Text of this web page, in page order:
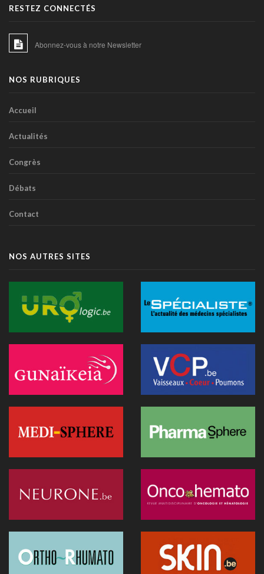
RESTEZ CONNECTÉS
Abonnez-vous à notre Newsletter
NOS RUBRIQUES
Accueil
Actualités
Congrès
Débats
Contact
NOS AUTRES SITES